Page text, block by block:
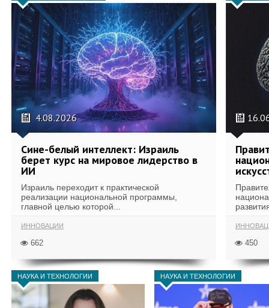
4.08.2026
Сине-белый интеллект: Израиль
берет курс на мировое лидерство в
ИИ
Израиль переходит к практической
реализации национальной программы,
главной целью которой...
ИННОВАЦИИ
662 450
НАУКА И ТЕХНОЛОГИИ НАУКА И ТЕХНОЛОГИИ